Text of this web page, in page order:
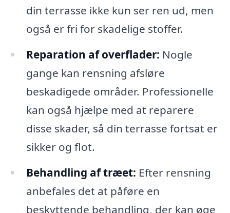
din terrasse ikke kun ser ren ud, men
også er fri for skadelige stoffer.
Reparation af overflader: Nogle
gange kan rensning afsløre
beskadigede områder. Professionelle
kan også hjælpe med at reparere
disse skader, så din terrasse fortsat er
sikker og flot.
Behandling af træet: Efter rensning
anbefales det at påføre en
beskyttende behandling, der kan øge